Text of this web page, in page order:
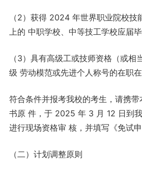
（2）获得 2024 年世界职业院校技
上的 中职学校、中等技工学校应届毕
（3）具有高级工或技师资格（或相
级 劳动模范或先进个人称号的在职在
符合条件并报考我校的考生，请携
书原 件，于 2025 年 3 月 12 日到
进行现场资格审 核，并填写《免试申
（二）计划调整原则